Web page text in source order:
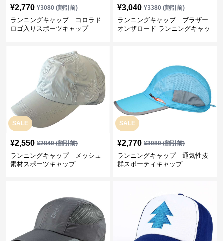
¥2,770 ¥3080(割引前)
ランニングキャップ コロラド
ロゴ入りスポーツキャップ
¥3,040 ¥3380(割引前)
ランニングキャップ ブラザー
オンザロード ランニングキャッ
SALE
¥2,550 ¥2840(割引前)
ランニングキャップ メッシュ
素材スポーツキャップ
SALE
¥2,770 ¥3080(割引前)
ランニングキャップ 通気性抜
群スポーティキャップ